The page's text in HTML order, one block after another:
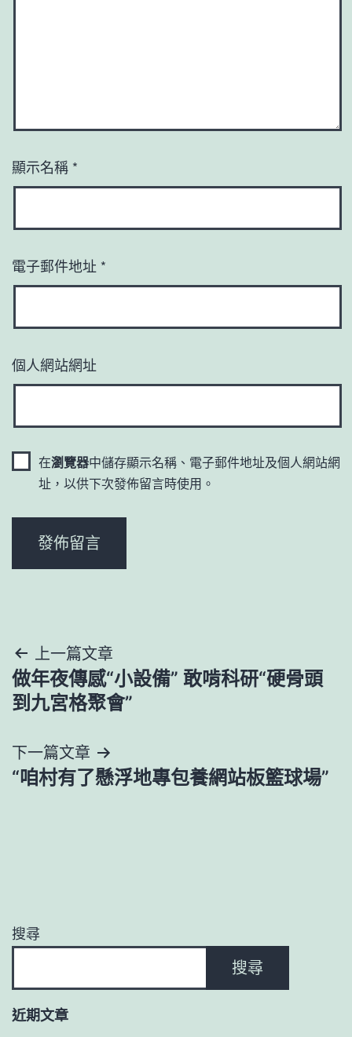
顯示名稱 *
電子郵件地址 *
個人網站網址
在瀏覽器中儲存顯示名稱、電子郵件地址及個人網站網
址，以供下次發佈留言時使用。
文
章
覽
上一篇文章
做年夜傳感“小設備” 敢啃科研“硬骨頭
到九宮格聚會”
下一篇文章
“咱村有了懸浮地專包養網站板籃球場”
搜尋
搜尋
近期文章